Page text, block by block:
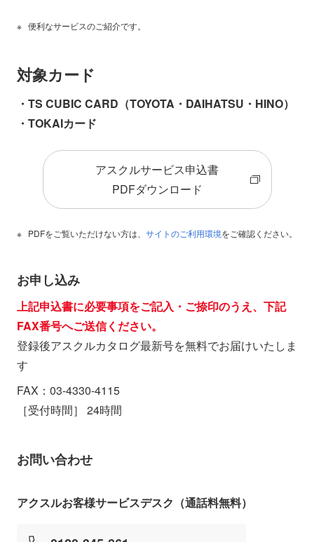
便利なサービスのご紹介です。
対象カード
・TS CUBIC CARD（TOYOTA・DAIHATSU・HINO）
・TOKAIカード
アスクルサービス申込書
PDFダウンロード
PDFをご覧いただけない方は、 サイトのご利用環境をご確認ください。
お申し込み
上記申込書に必要事項をご記入・ご捺印のうえ、下記
FAX番号へご送信ください。
登録後アスクルカタログ最新号を無料でお届けいたしま
す
FAX：03-4330-4115
［受付時間］ 24時間
お問い合わせ
アクスルお客様サービスデスク（通話料無料）